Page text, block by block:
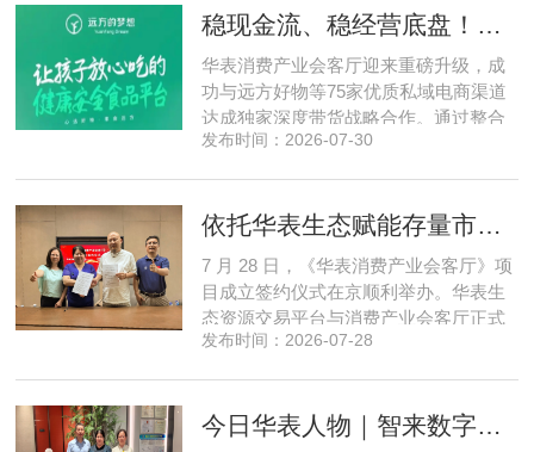
源同步联动，以沉浸式实景打卡、全流
式，全方位拆解新疆优质驼奶
稳现金流、稳经营底盘！华表消费产业会客厅携手75家头部私域电商渠道赋能地产存量空间，打造消费产业新基建
华表消费产业会客厅迎来重磅升级，成
功与远方好物等75家优质私域电商渠道
达成独家深度带货战略合作。通过整合
全网顶尖私域资源，项目搭建起全国性
矩阵，核心竞争力与行业影响力实现跨
实体经济长效发展注入全新动能
发布时间：2026-07-30
依托华表生态赋能存量市场《华表消费产业会客厅》项目签约落地
7 月 28 日，《华表消费产业会客厅》项
目成立签约仪式在京顺利举办。华表生
态资源交易平台与消费产业会客厅正式
签署合作协议，标志着立足华表生态资
源交易平台董事长吴海花，消费产业会
发布时间：2026-07-28
今日华表人物｜智来数字总经理夏敦申：探寻城市风险 AI 防控创新之路